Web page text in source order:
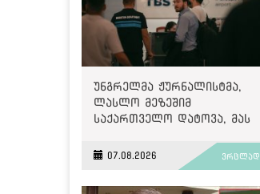
უნგრელმა ჟურნალისტმა,
ლასლო მეზეშიმ
საქართველო დატოვა, მას
07.08.2026 ვრცლად